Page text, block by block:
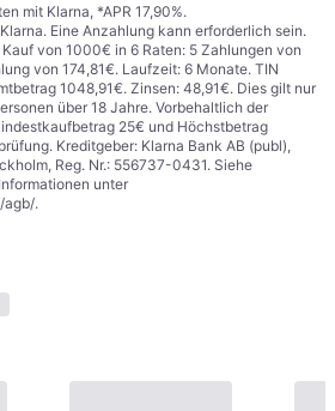
mit Klarna, *APR 17,90%.
Eine Anzahlung kann erforderlich sein.
von 1000€ in 6 Raten: 5 Zahlungen von
von 174,81€. Laufzeit: 6 Monate. TIN
1048,91€. Zinsen: 48,91€. Dies gilt nur
über 18 Jahre. Vorbehaltlich der
25€ und Höchstbetrag
Kreditgeber: Klarna Bank AB (publ),
Reg. Nr.: 556737-0431. Siehe
unter
agb/.